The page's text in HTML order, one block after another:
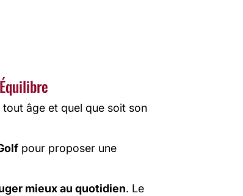
tout âge et quel que soit son
pour proposer une
mieux au quotidien. Le